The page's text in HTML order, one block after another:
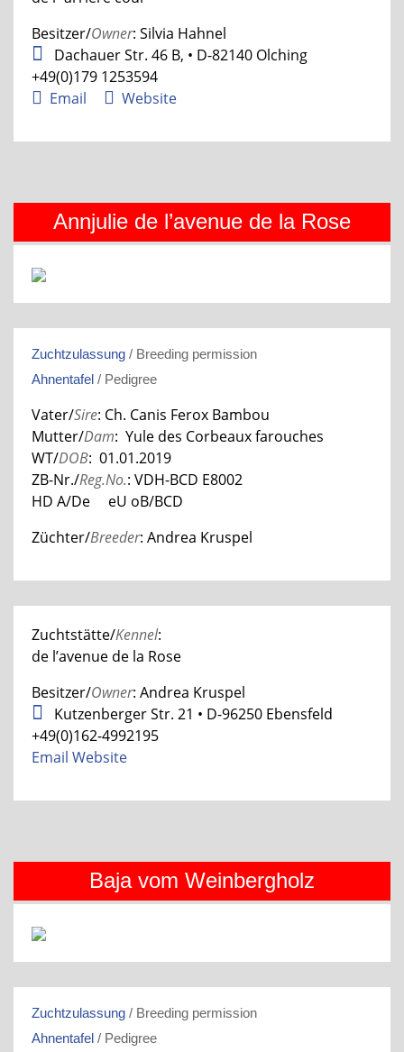
Besitzer/Owner: Silvia Hahnel
Dachauer Str. 46 B, • D-82140 Olching
+49(0)179 1253594
Email
Website
Annjulie de l’avenue de la Rose
Zuchtzulassung / Breeding permission
Ahnentafel / Pedigree
Vater/Sire: Ch. Canis Ferox Bambou
Mutter/Dam: Yule des Corbeaux farouches
WT/DOB: 01.01.2019
ZB-Nr./Reg.No.: VDH-BCD E8002
HD A/De eU oB/BCD
Züchter/Breeder: Andrea Kruspel
Zuchtstätte/Kennel:
de l’avenue de la Rose
Besitzer/Owner: Andrea Kruspel
Kutzenberger Str. 21 • D-96250 Ebensfeld
+49(0)162-4992195
Email Website
Baja vom Weinbergholz
Zuchtzulassung / Breeding permission
Ahnentafel / Pedigree